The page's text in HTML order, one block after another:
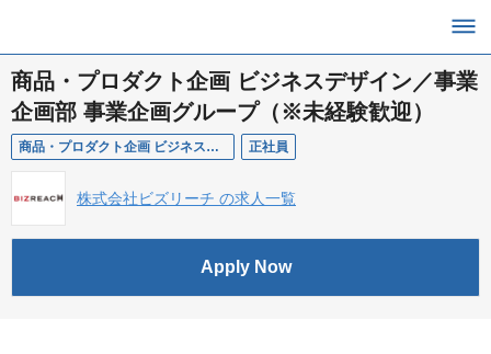
商品・プロダクト企画 ビジネスデザイン／事業
企画部 事業企画グループ（※未経験歓迎）
商品・プロダクト企画 ビジネスデザイン／事業企画部 事業企画グループ（※未経験歓迎） 正社員
株式会社ビズリーチ の求人一覧
Apply Now